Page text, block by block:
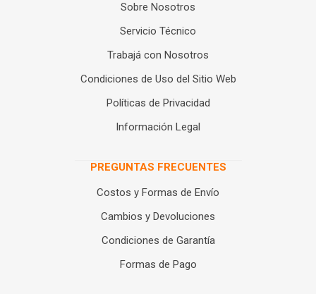
Sobre Nosotros
Servicio Técnico
Trabajá con Nosotros
Condiciones de Uso del Sitio Web
Políticas de Privacidad
Información Legal
PREGUNTAS FRECUENTES
Costos y Formas de Envío
Cambios y Devoluciones
Condiciones de Garantía
Formas de Pago